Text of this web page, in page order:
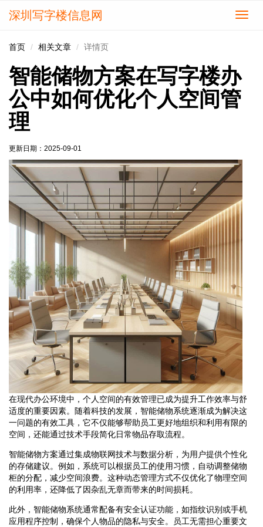
切
深圳写字楼信息网
首页 相关文章 详情页
智能储物方案在写字楼办
公中如何优化个人空间管
理
更新日期： 2025-09-01
在现代办公环境中，个人空间的有效管理已成为提升工作效率与舒
适度的重要因素。随着科技的发展，智能储物系统逐渐成为解决这
一问题的有效工具，它不仅能够帮助员工更好地组织和利用有限的
空间，还能通过技术手段简化日常物品存取流程。
智能储物方案通过集成物联网技术与数据分析，为用户提供个性化
的存储建议。例如，系统可以根据员工的使用习惯，自动调整储物
柜的分配，减少空间浪费。这种动态管理方式不仅优化了物理空间
的利用率，还降低了因杂乱无章而带来的时间损耗。
此外，智能储物系统通常配备有安全认证功能，如指纹识别或手机
应用程序控制，确保个人物品的隐私与安全。员工无需担心重要文